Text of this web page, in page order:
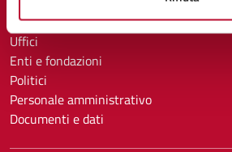
Aree amministrative
Uffici
Enti e fondazioni
Politici
Personale amministrativo
Documenti e dati